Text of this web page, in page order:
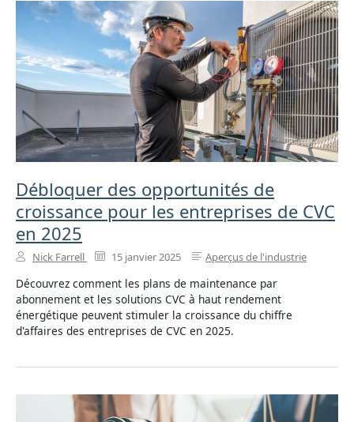
Débloquer des opportunités de
croissance pour les entreprises de CVC
en 2025
Nick Farrell 15 janvier 2025 Aperçus de l'industrie
Découvrez comment les plans de maintenance par
abonnement et les solutions CVC à haut rendement
énergétique peuvent stimuler la croissance du chiffre
d'affaires des entreprises de CVC en 2025.